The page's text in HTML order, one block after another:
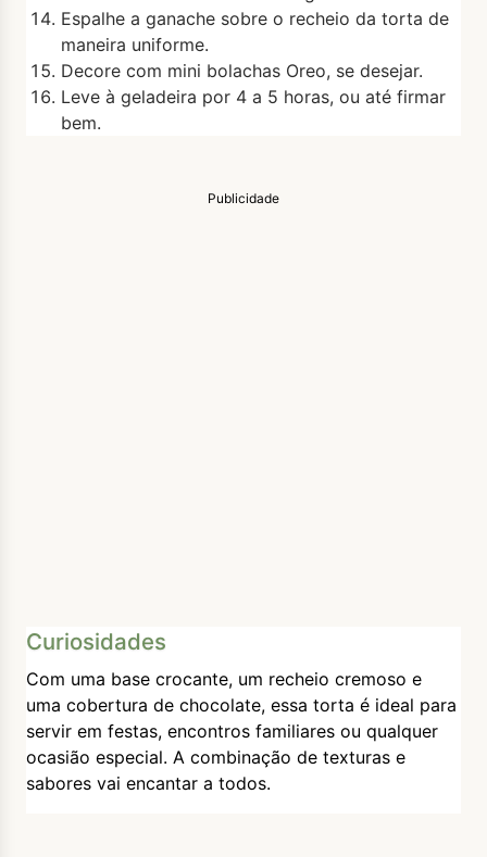
Espalhe a ganache sobre o recheio da torta de
maneira uniforme.
Decore com mini bolachas Oreo, se desejar.
Leve à geladeira por 4 a 5 horas, ou até firmar
bem.
Publicidade
Curiosidades
Com uma base crocante, um recheio cremoso e
uma cobertura de chocolate, essa torta é ideal para
servir em festas, encontros familiares ou qualquer
ocasião especial. A combinação de texturas e
sabores vai encantar a todos.